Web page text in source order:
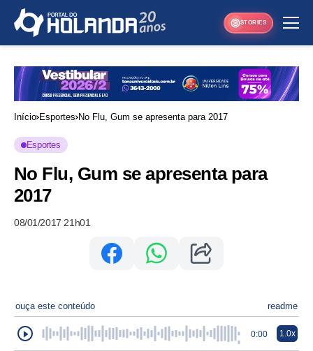
STORIES
Início Esportes No Flu, Gum se apresenta para 2017
Esportes
No Flu, Gum se apresenta para
2017
08/01/2017 21h01
ouça este conteúdo readme
0:00 1.0x